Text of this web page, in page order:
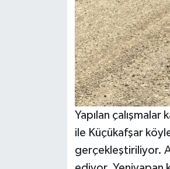
Yapılan
ile Küçükafşar
gerçekleştiriliyor.